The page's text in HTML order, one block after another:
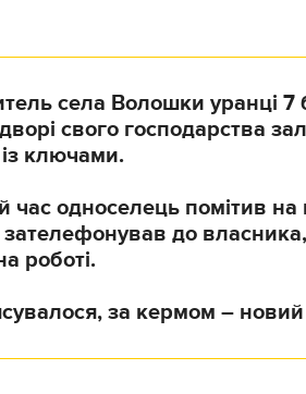
села Волошки уранці 7
свого господарства
ключами.
час односелець помітив на
зателефонував до
роботі.
за кермом – новий